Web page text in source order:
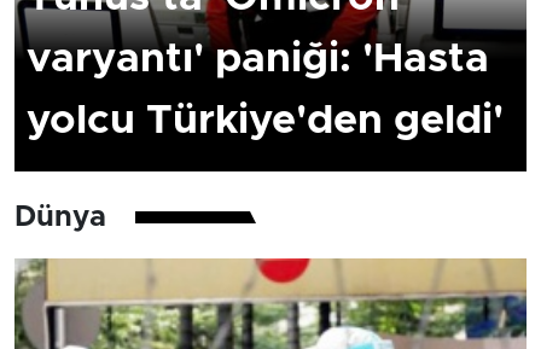
varyantı' paniği: 'Hasta
yolcu Türkiye'den geldi'
Dünya